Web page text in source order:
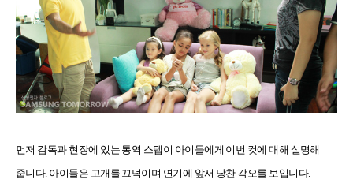
먼저 감독과 현장에 있는 통역 스텝이 아이들에게 이번 컷에 대해 설명해
줍니다. 아이들은 고개를 끄덕이며 연기에 앞서 당찬 각오를 보입니다.